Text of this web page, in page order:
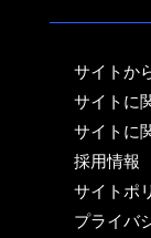
サイトか
サイトに
サイトに
採用情報
サイトポ
プライバ